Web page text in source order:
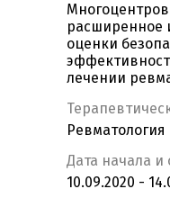
расширенное
оценки
лечении
Ревматология
Дата начала и
10.09.2020 -